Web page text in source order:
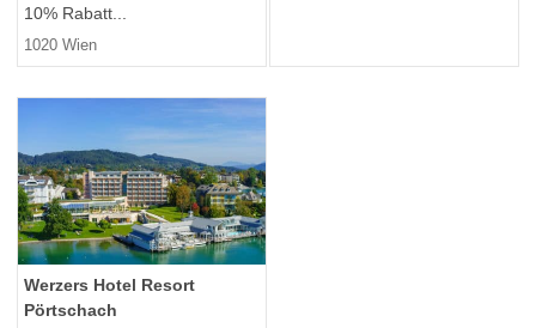
10% Rabatt...
1020 Wien
Werzers Hotel Resort
Pörtschach